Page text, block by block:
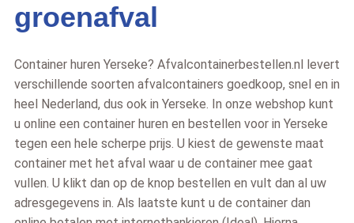
groenafval
Container huren Yerseke? Afvalcontainerbestellen.nl levert
verschillende soorten afvalcontainers goedkoop, snel en in
heel Nederland, dus ook in Yerseke. In onze webshop kunt
u online een container huren en bestellen voor in Yerseke
tegen een hele scherpe prijs. U kiest de gewenste maat
container met het afval waar u de container mee gaat
vullen. U klikt dan op de knop bestellen en vult dan al uw
adresgegevens in. Als laatste kunt u de container dan